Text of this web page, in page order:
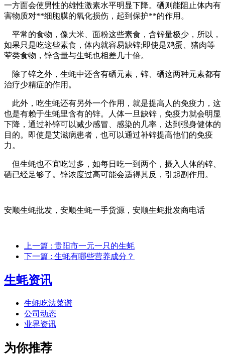
一方面会使男性的雄性激素水平明显下降。硒则能阻止体内有
害物质对**细胞膜的氧化损伤，起到保护**的作用。
平常的食物，像大米、面粉这些素食，含锌量极少，所以，
如果只是吃这些素食，体内就容易缺锌;即使是鸡蛋、猪肉等
荤类食物，锌含量与生蚝也相差几十倍。
除了锌之外，生蚝中还含有硒元素，锌、硒这两种元素都有
治疗少精症的作用。
此外，吃生蚝还有另外一个作用，就是提高人的免疫力，这
也是有赖于生蚝里含有的锌。人体一旦缺锌，免疫力就会明显
下降，通过补锌可以减少感冒、感染的几率，达到强身健体的
目的。即使是艾滋病患者，也可以通过补锌提高他们的免疫
力。
但生蚝也不宜吃过多，如每日吃一到两个，摄入人体的锌、
硒已经足够了。锌浓度过高可能会适得其反，引起副作用。
安顺生蚝批发，安顺生蚝一手货源，安顺生蚝批发商电话
上一篇 : 贵阳市一元一只的生蚝
下一篇 : 生蚝有哪些营养成分？
生蚝资讯
生蚝吃法菜谱
公司动态
业界资讯
为你推荐